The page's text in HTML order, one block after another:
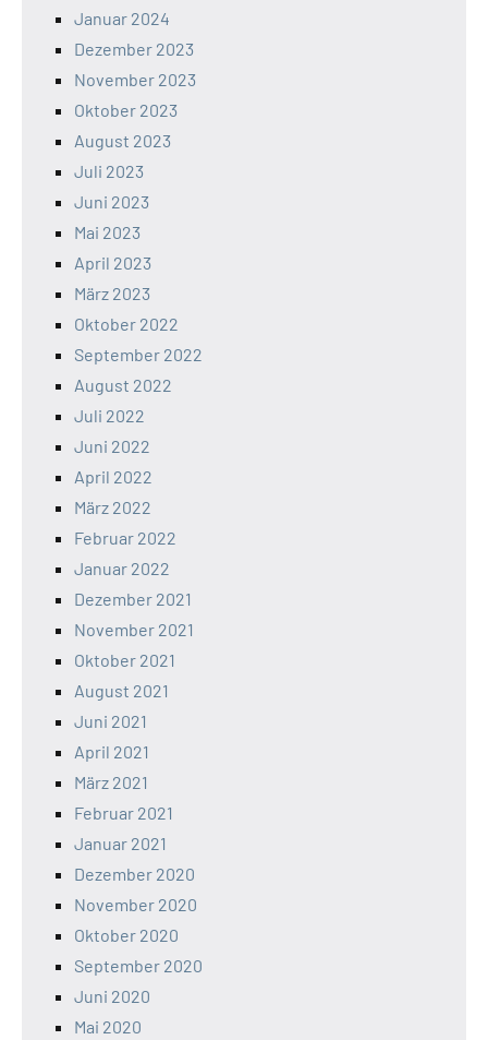
Januar 2024
Dezember 2023
November 2023
Oktober 2023
August 2023
Juli 2023
Juni 2023
Mai 2023
April 2023
März 2023
Oktober 2022
September 2022
August 2022
Juli 2022
Juni 2022
April 2022
März 2022
Februar 2022
Januar 2022
Dezember 2021
November 2021
Oktober 2021
August 2021
Juni 2021
April 2021
März 2021
Februar 2021
Januar 2021
Dezember 2020
November 2020
Oktober 2020
September 2020
Juni 2020
Mai 2020